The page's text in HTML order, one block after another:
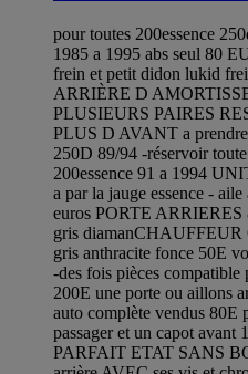
pour toutes 200essence
1985 a 1995 abs seul 80
frein et petit didon lukid
ARRIÈRE D
PLUSIEURS PAIRES
PLUS D AVANT a
250D 89/94 -réservoir
200essence 91 a 1994
a par la jauge essence -
euros PORTE ARRIERES
gris
gris anthracite fonce 50E
-des fois pièces
200E une porte ou aillons
auto complète vendus 80E
passager et un capot
PARFAIT ETAT SANS